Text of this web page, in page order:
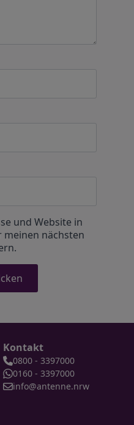
und Website in
nächsten
Kontakt
0800 - 3397000
0160 - 3397000
info@antenne.nrw